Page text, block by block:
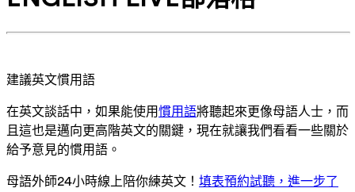
建議英文慣用語
在英文談話中，如果能使用慣用語將聽起來更像母語人士，而
且這也是邁向更高階英文的關鍵，現在就讓我們看看一些關於
給予意見的慣用語。
母語外師24小時線上陪你練英文！ 填表預約試聽，進一步了